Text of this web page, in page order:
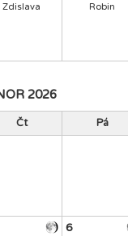
Zdislava Robin
2026
Čt Pá
6